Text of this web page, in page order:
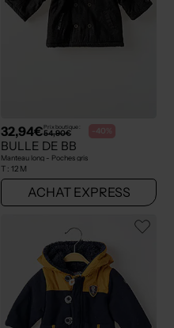
32,94€Prix boutique :
54,90€ -40%
BULLE DE BB
Manteau long - Poches gris
T : 12 M
ACHAT EXPRESS